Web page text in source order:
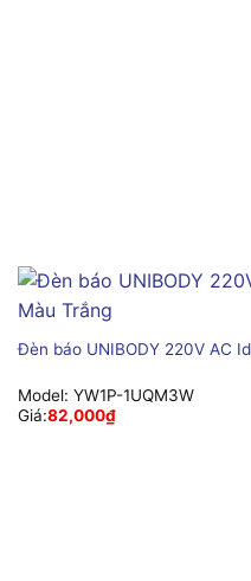
Đèn báo UNIBODY 220V AC
Model: YW1P-1UQM3W
Giá:82,000₫